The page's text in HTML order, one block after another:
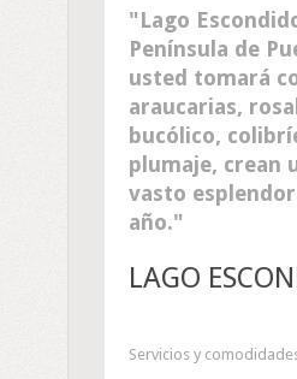
Lago
Península de
usted tomará
araucarias,
bucólico,
plumaje, crean
vasto
año.
LAGO
Servicios y